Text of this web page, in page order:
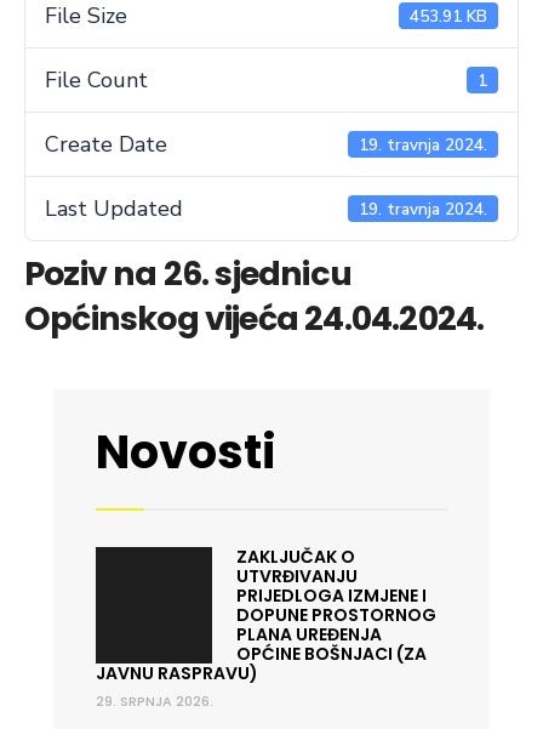
File Size 453.91 KB
File Count 1
Create Date 19. travnja 2024.
Last Updated 19. travnja 2024.
Poziv na 26. sjednicu
Općinskog vijeća 24.04.2024.
Novosti
ZAKLJUČAK O
UTVRĐIVANJU
PRIJEDLOGA IZMJENE I
DOPUNE PROSTORNOG
PLANA UREĐENJA
OPĆINE BOŠNJACI (ZA
JAVNU RASPRAVU)
29. SRPNJA 2026.